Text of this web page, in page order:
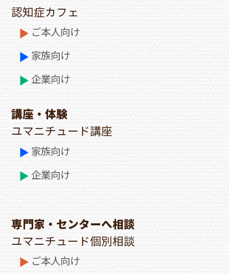
認知症カフェ
ご本人向け
家族向け
企業向け
講座・体験
ユマニチュード講座
家族向け
企業向け
専門家・センターへ相談
ユマニチュード個別相談
ご本人向け